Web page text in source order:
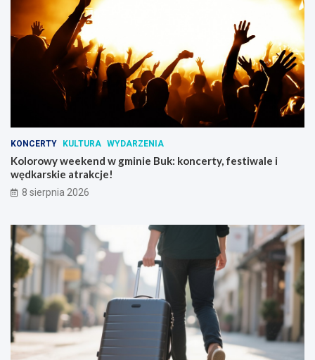
KONCERTY KULTURA WYDARZENIA
Kolorowy weekend w gminie Buk: koncerty, festiwale i
wędkarskie atrakcje!
8 sierpnia 2026